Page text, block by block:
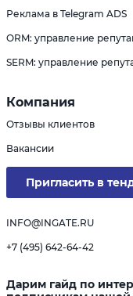
Реклама в Telegram ADS
ORM: управление
SERM: управление
Компания
Отзывы клиентов
Вакансии
Пригласить в
INFO@INGATE.RU
+7 (495) 642-64-42
Дарим гайд по